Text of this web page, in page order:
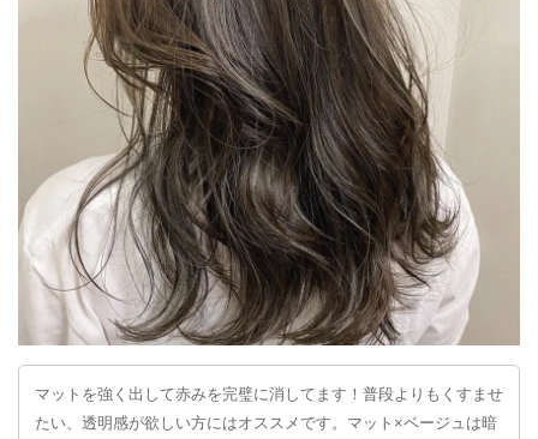
マットを強く出して赤みを完璧に消してます！普段よりもくすませ
たい、透明感が欲しい方にはオススメです。マット×ベージュは暗